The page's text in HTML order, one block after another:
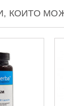
КОИТО